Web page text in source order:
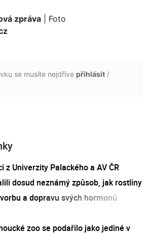
zpráva | Foto
se musíte nejdříve přihlásit /
z Univerzity Palackého a AV ČR
dosud neznámý způsob, jak rostliny
a dopravu svých hormonů
zoo se podařilo jako jediné v